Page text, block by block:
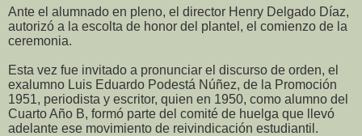
Ante el alumnado en pleno, el director Henry Delgado Díaz,
autorizó a la escolta de honor del plantel, el comienzo de la
ceremonia.
Esta vez fue invitado a pronunciar el discurso de orden, el
exalumno Luis Eduardo Podestá Núñez, de la Promoción
1951, periodista y escritor, quien en 1950, como alumno del
Cuarto Año B, formó parte del comité de huelga que llevó
adelante ese movimiento de reivindicación estudiantil.